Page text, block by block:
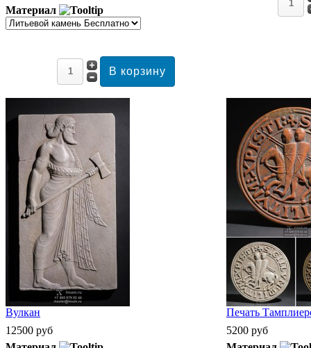
Материал
Вулкан
12500 руб
Печать
5200 руб